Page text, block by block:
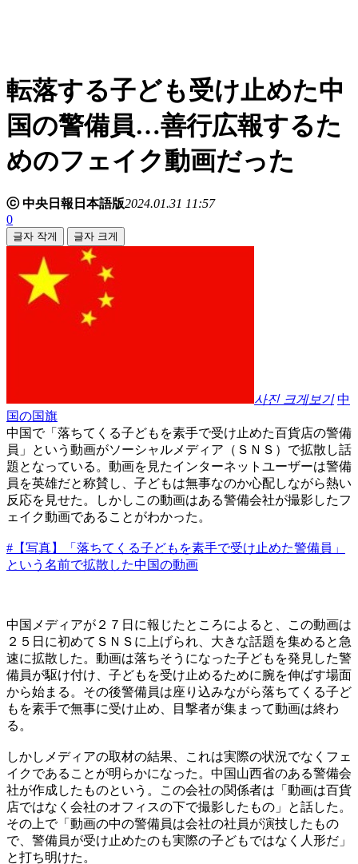
転落する子ども受け止めた中
国の警備員…善行広報するた
めのフェイク動画だった
ⓒ 中央日報日本語版2024.01.31 11:57
0
글자 작게 글자 크게
사진 크게보기 中
国の国旗
中国で「落ちてくる子どもを素手で受け止めた百貨店の警備
員」という動画がソーシャルメディア（ＳＮＳ）で拡散し話
題となっている。動画を見たインターネットユーザーは警備
員を英雄だと称賛し、子どもは無事なのか心配しながら熱い
反応を見せた。しかしこの動画はある警備会社が撮影したフ
ェイク動画であることがわかった。
#【写真】「落ちてくる子どもを素手で受け止めた警備員」
という名前で拡散した中国の動画
中国メディアが２７日に報じたところによると、この動画は
２５日に初めてＳＮＳに上げられ、大きな話題を集めると急
速に拡散した。動画は落ちそうになった子どもを発見した警
備員が駆け付け、子どもを受け止めるために腕を伸ばす場面
から始まる。その後警備員は座り込みながら落ちてくる子ど
もを素手で無事に受け止め、目撃者が集まって動画は終わ
る。
しかしメディアの取材の結果、これは実際の状況でなくフェ
イクであることが明らかになった。中国山西省のある警備会
社が作成したものという。この会社の関係者は「動画は百貨
店ではなく会社のオフィスの下で撮影したもの」と話した。
その上で「動画の中の警備員は会社の社員が演技したもの
で、警備員が受け止めたのも実際の子どもではなく人形だ」
と打ち明けた。